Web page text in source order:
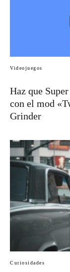
Videojuegos
Haz que
con el mod
Grinder
Curiosidades